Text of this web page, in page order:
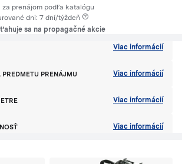
za prenájom podľa katalógu
dni: 7 dní/týždeň
sa na propagačné akcie
Viac informácií
PRENÁJMU Viac informácií
Viac informácií
Viac informácií